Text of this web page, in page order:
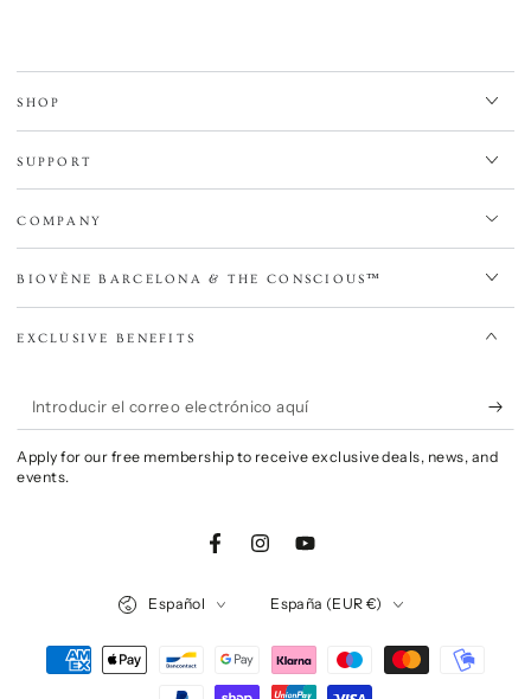
SHOP
SUPPORT
COMPANY
BIOVÈNE BARCELONA & THE CONSCIOUS™
EXCLUSIVE BENEFITS
Introducir
el
correo
Apply for our free membership to receive exclusive deals, news, and
events.
FacebookInstagramYouTube
Español España (EUR €)
Métodos